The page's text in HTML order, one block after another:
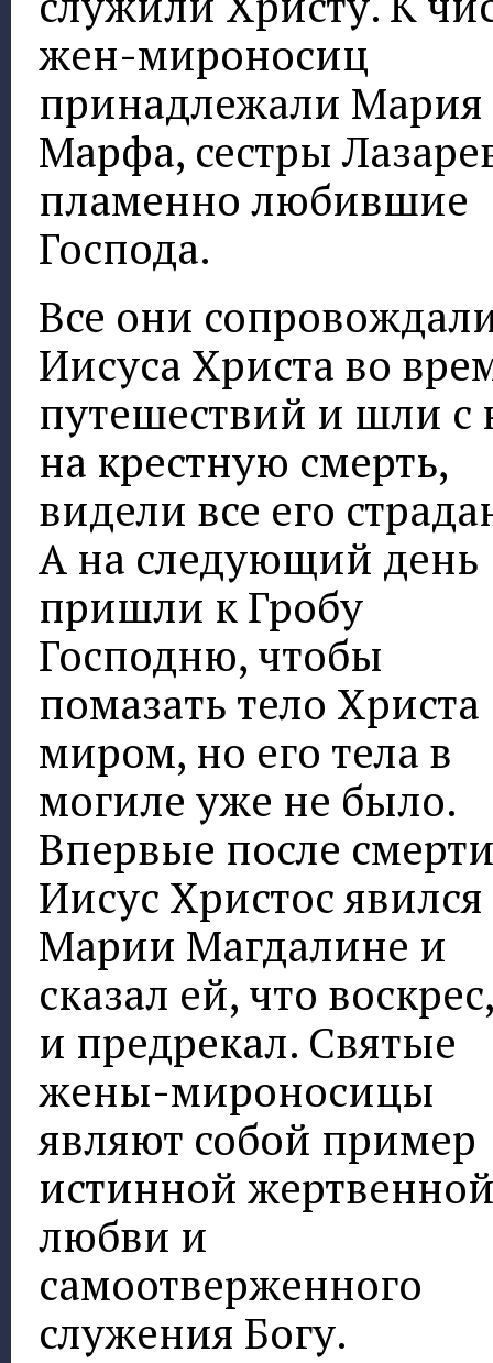
жен-мироносиц
принадлежали
Марфа, сестры
пламенно любившие
Господа.
Все они
Иисуса Христа во
путешествий и шли с
на крестную смерть,
видели все его
А на следующий день
пришли к Гробу
Господню, чтобы
помазать тело Христа
миром, но его тела в
могиле уже не было.
Впервые после
Иисус Христос явился
Марии Магдалине и
сказал ей, что
и предрекал. Святые
жены-мироносицы
являют собой пример
истинной
любви и
самоотверженного
служения Богу.